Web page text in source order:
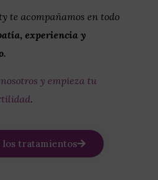
te acompañamos en todo
experiencia y
y empieza tu
.
los tratamientos